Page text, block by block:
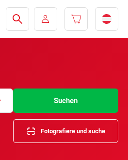
Suchen
Fotografiere und suche